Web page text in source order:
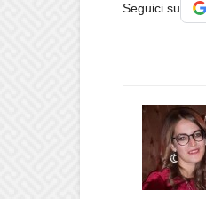
Seguici su